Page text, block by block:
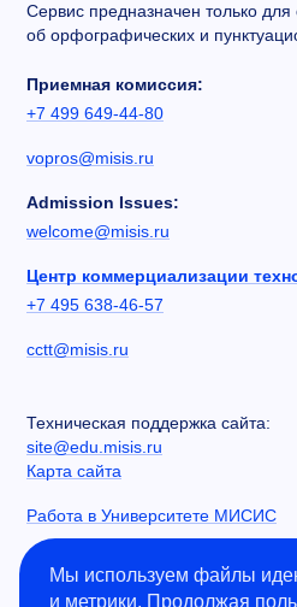
Сервис предназначен только
об орфографических и
Приемная комиссия:
+7 499 649-44-80
vopros@misis.ru
Admission Issues:
welcome@misis.ru
Центр коммерциализации
+7 495 638-46-57
cctt@misis.ru
Техническая поддержка сайта:
site@edu.misis.ru
Карта сайта
Работа в Университете МИСИС
Сведения об образовательной
Мы используем файлы
и метрики. Продолжая